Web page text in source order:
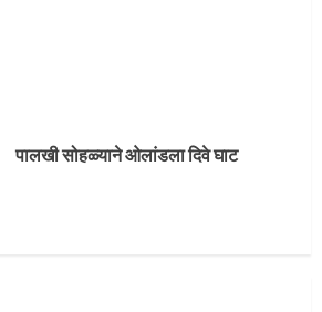
पालखी सोहळ्याने ओलांडला दिवे घाट